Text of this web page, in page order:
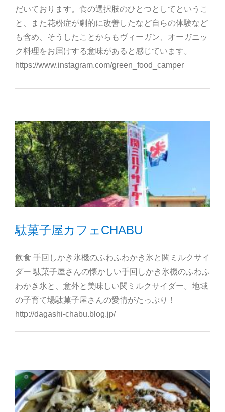
だいております。食の選択肢のひとつとしてというこ
と、また花粉症が劇的に改善したなど自らの体験など
も含め、そうしたことからもヴィーガン、オーガニッ
ク料理をお届けする意味があると感じています。
https://www.instagram.com/green_food_camper
駄菓子屋カフェCHABU
飲食 手回しかき氷機のふわふわかき氷と関ミルクサイ
ダー 駄菓子屋さんの懐かしい手回しかき氷機のふわふ
わかき氷と、意外と美味しい関ミルクサイダー。地域
の子育て場駄菓子屋さんの愛情がたっぷり！
http://dagashi-chabu.blog.jp/